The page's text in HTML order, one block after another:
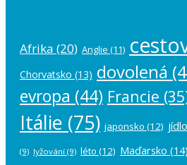
Afrika (20) Anglie (11)
Chorvatsko (13) dovolená
evropa (44) Francie
Itálie (75) japonsko (12) jídlo
(9) lyžování (9) léto (12) Maďarsko (14)